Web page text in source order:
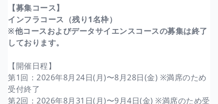
【募集コース】
インフラコース（残り1名枠）
※他コースおよびデータサイエンスコースの募集は終了
しております。
【開催日程】
第1回：2026年8月24日(月)〜8月28日(金) ※満席のため
受付終了
第2回：2026年8月31日(月)〜9月4日(金) ※満席のため受